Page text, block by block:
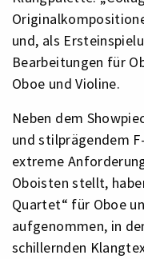
und, als
Bearbeitungen für
Oboe und Violine.
Neben dem
und stilprägendem
extreme
Oboisten stellt,
Quartet“ für Oboe
aufgenommen, in
schillernden